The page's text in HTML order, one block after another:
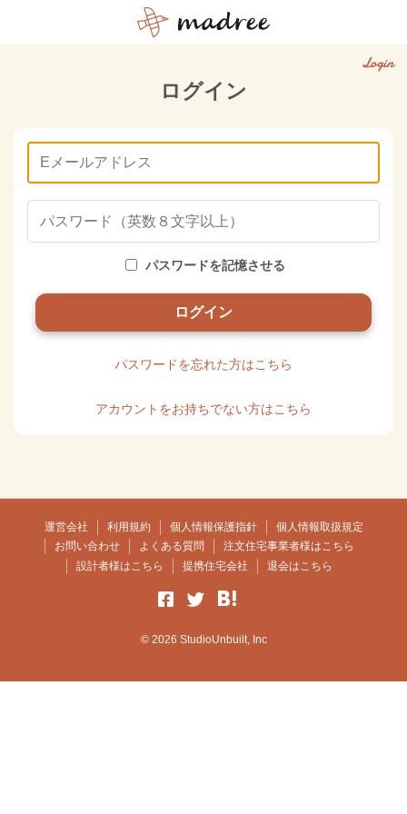
Login
ログイン
パスワードを記憶させる
パスワードを忘れた方はこちら
アカウントをお持ちでない方はこちら
運営会社 利用規約 個人情報保護指針
個人情報取扱規定
お問い合わせ
よくある質問
注文住宅事業者様はこちら
設計者様はこちら
提携住宅会社 退会はこちら
© 2026 StudioUnbuilt, Inc